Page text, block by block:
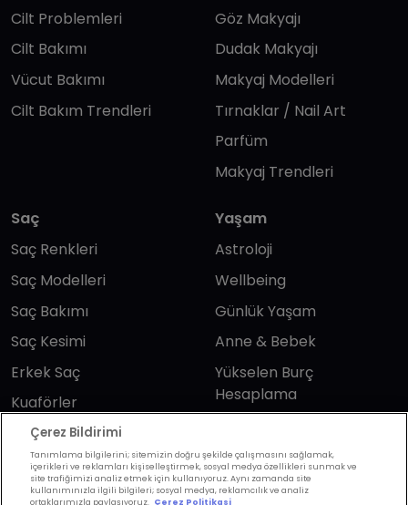
Cilt Problemleri
Cilt Bakımı
Vücut Bakımı
Cilt Bakım Trendleri
Göz Makyajı
Dudak Makyajı
Makyaj Modelleri
Tırnaklar / Nail Art
Parfüm
Makyaj Trendleri
Saç
Saç Renkleri
Saç Modelleri
Saç Bakımı
Saç Kesimi
Erkek Saç
Kuaförler
Saç Trendleri
Yaşam
Astroloji
Wellbeing
Günlük Yaşam
Anne & Bebek
Yükselen Burç
Hesaplama
Bizi takip edin
Çerez Bildirimi
Tanımlama bilgilerini; sitemizin doğru şekilde çalışmasını sağlamak,
içerikleri ve reklamları kişiselleştirmek, sosyal medya özellikleri sunmak ve
site trafiğimizi analiz etmek için kullanıyoruz. Aynı zamanda site
kullanımınızla ilgili bilgileri; sosyal medya, reklamcılık ve analiz
ortaklarımızla paylaşıyoruz. Çerez Politikasi